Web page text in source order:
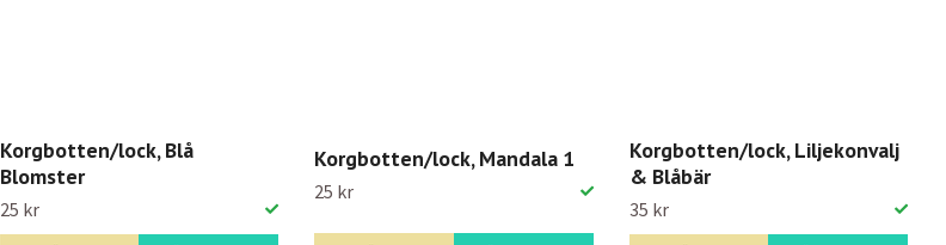
Korgbotten/lock, Blå
Blomster
25 kr
Korgbotten/lock, Mandala 1
25 kr
Korgbotten/lock, Liljekonvalj
& Blåbär
35 kr